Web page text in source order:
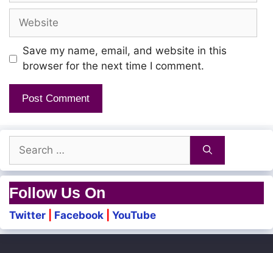
Website
Save my name, email, and website in this
browser for the next time I comment.
Search
for:
Follow Us On
Twitter Facebook YouTube